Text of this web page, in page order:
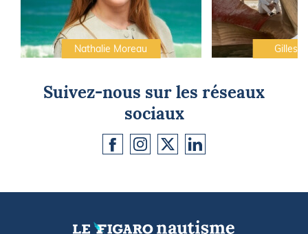
Nathalie Moreau Gilles
Suivez-nous sur les réseaux
sociaux